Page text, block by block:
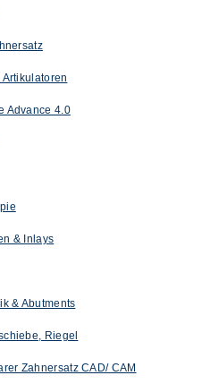
Advance 4.0
& Inlays
& Abutments
Riegel
Zahnersatz CAD/ CAM